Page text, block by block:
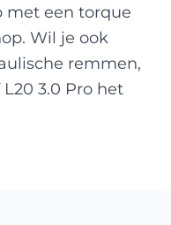
met een torque
Wil je ook
remmen,
3.0 Pro het